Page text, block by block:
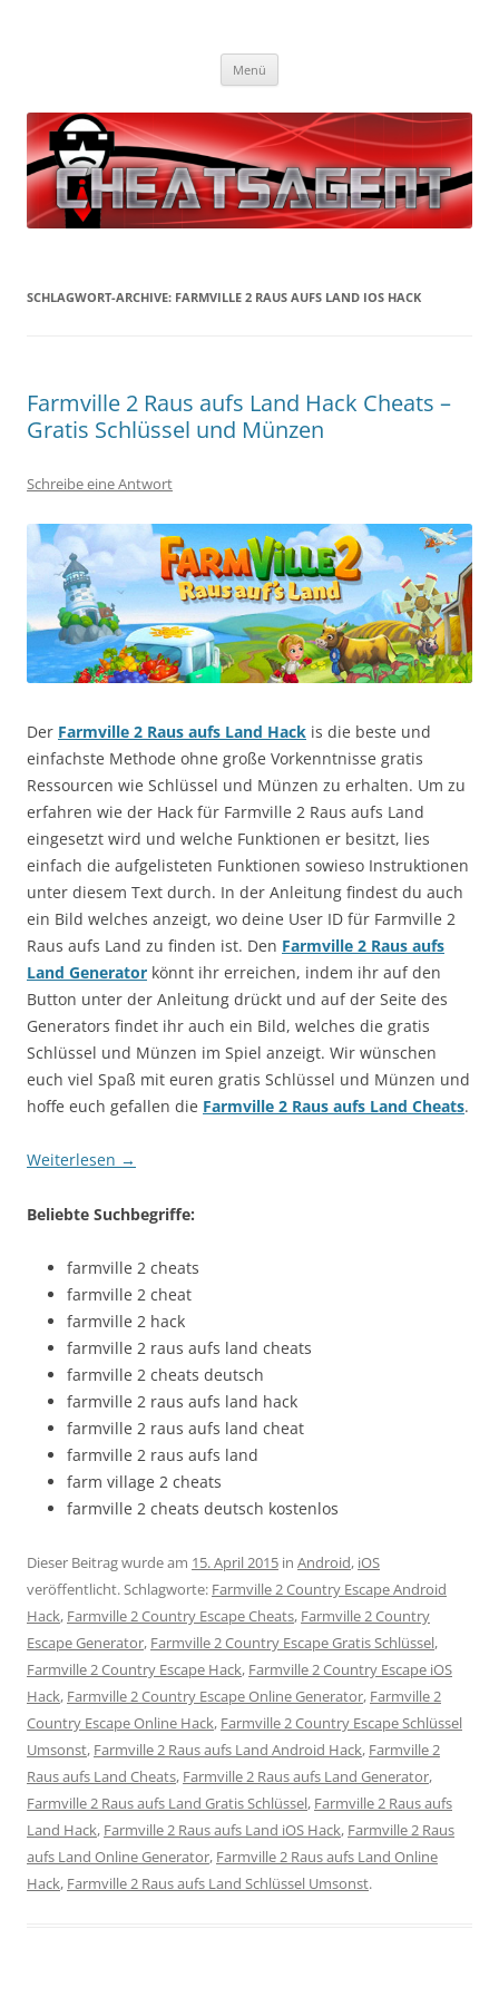
Menü
SCHLAGWORT-ARCHIVE: FARMVILLE 2 RAUS AUFS LAND IOS HACK
Farmville 2 Raus aufs Land Hack Cheats –
Gratis Schlüssel und Münzen
Schreibe eine Antwort
Der Farmville 2 Raus aufs Land Hack is die beste und
einfachste Methode ohne große Vorkenntnisse gratis
Ressourcen wie Schlüssel und Münzen zu erhalten. Um zu
erfahren wie der Hack für Farmville 2 Raus aufs Land
eingesetzt wird und welche Funktionen er besitzt, lies
einfach die aufgelisteten Funktionen sowieso Instruktionen
unter diesem Text durch. In der Anleitung findest du auch
ein Bild welches anzeigt, wo deine User ID für Farmville 2
Raus aufs Land zu finden ist. Den Farmville 2 Raus aufs
Land Generator könnt ihr erreichen, indem ihr auf den
Button unter der Anleitung drückt und auf der Seite des
Generators findet ihr auch ein Bild, welches die gratis
Schlüssel und Münzen im Spiel anzeigt. Wir wünschen
euch viel Spaß mit euren gratis Schlüssel und Münzen und
hoffe euch gefallen die Farmville 2 Raus aufs Land Cheats.
Weiterlesen →
Beliebte Suchbegriffe:
farmville 2 cheats
farmville 2 cheat
farmville 2 hack
farmville 2 raus aufs land cheats
farmville 2 cheats deutsch
farmville 2 raus aufs land hack
farmville 2 raus aufs land cheat
farmville 2 raus aufs land
farm village 2 cheats
farmville 2 cheats deutsch kostenlos
Dieser Beitrag wurde am 15. April 2015 in Android, iOS
veröffentlicht. Schlagworte: Farmville 2 Country Escape Android
Hack, Farmville 2 Country Escape Cheats, Farmville 2 Country
Escape Generator, Farmville 2 Country Escape Gratis Schlüssel,
Farmville 2 Country Escape Hack, Farmville 2 Country Escape iOS
Hack, Farmville 2 Country Escape Online Generator, Farmville 2
Country Escape Online Hack, Farmville 2 Country Escape Schlüssel
Umsonst, Farmville 2 Raus aufs Land Android Hack, Farmville 2
Raus aufs Land Cheats, Farmville 2 Raus aufs Land Generator,
Farmville 2 Raus aufs Land Gratis Schlüssel, Farmville 2 Raus aufs
Land Hack, Farmville 2 Raus aufs Land iOS Hack, Farmville 2 Raus
aufs Land Online Generator, Farmville 2 Raus aufs Land Online
Hack, Farmville 2 Raus aufs Land Schlüssel Umsonst.